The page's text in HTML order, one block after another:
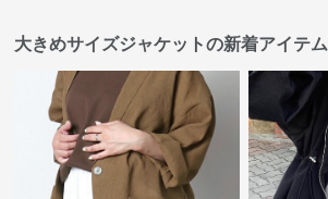
大きめサイズジャケットの新着アイテム